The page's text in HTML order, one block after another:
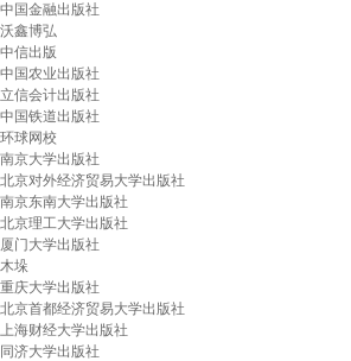
中国金融出版社
沃鑫博弘
中信出版
中国农业出版社
立信会计出版社
中国铁道出版社
环球网校
南京大学出版社
北京对外经济贸易大学出版社
南京东南大学出版社
北京理工大学出版社
厦门大学出版社
木垛
重庆大学出版社
北京首都经济贸易大学出版社
上海财经大学出版社
同济大学出版社